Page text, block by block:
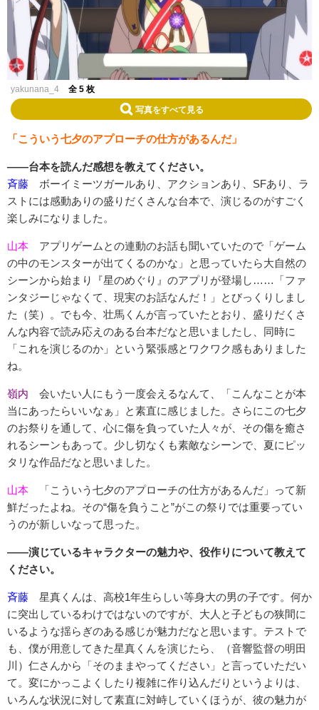
yakunana_4 全 5 枚
写真をすべて見る
「こういう七夕のアプローチの仕方があるんだ」
――台本を読んだ感想を教えてください。
斉藤 ボーイミーツガールあり、アクションあり、SFあり、ラ
ストには感動ありの盛りだくさんな台本で、演じるのがすごく
楽しみになりました。
山本 アプリゲームとの連動のお話も聞いていたので「ゲーム
の中のモンスターが出てくるのかな」と思っていたら大自然の
シーンから始まり『星のめぐり』のアプリが登場し……「ファ
ンタジーじゃなくて、現実のお話なんだ！」とびっくりしまし
た（笑）。でも今、壮馬くんが言っていたとおり、盛りだくさ
んな内容で読み応えのある台本だなと思いましたし、同時に
「これを演じるのか」という緊張感とワクワク感もありました
ね。
嶺内 会いたい人にもう一度会えるなんて、「こんなことが本
当にあったらいいなぁ」と素直に感じました。さらにこの七夕
のお祭りを通して、心に傷を負っていた人々が、その傷を癒さ
れるシーンもあって。少し切なくも素敵なシーンで、夏にピッ
タリな作品だなと思いました。
山本 「こういう七夕のアプローチの仕方があるんだ」って新
鮮だったよね。その“傷を負うこと”がこの祭りでは重要ってい
うのが新しいなって思った。
――演じているキャラクターの魅力や、役作りについて教えて
ください。
斉藤 星真くんは、高校1年生らしい等身大の男の子です。何か
に突出しているわけではないのですが、大人と子どもの狭間に
いるような揺らぎのある感じが魅力だなと思います。テストで
も、僕が用意してきた星真くんを演じたら、（音響監督の明田
川）仁さんから「そのままやってください」と言っていただい
て。変にかっこよくしたり複雑に作り込んだりというよりは、
いろんな状況に対して素直に対峙していくほうが、彼の魅力が